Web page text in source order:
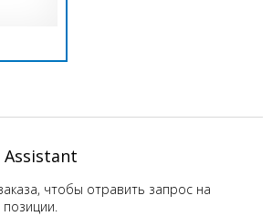
Assistant
чтобы отравить запрос на